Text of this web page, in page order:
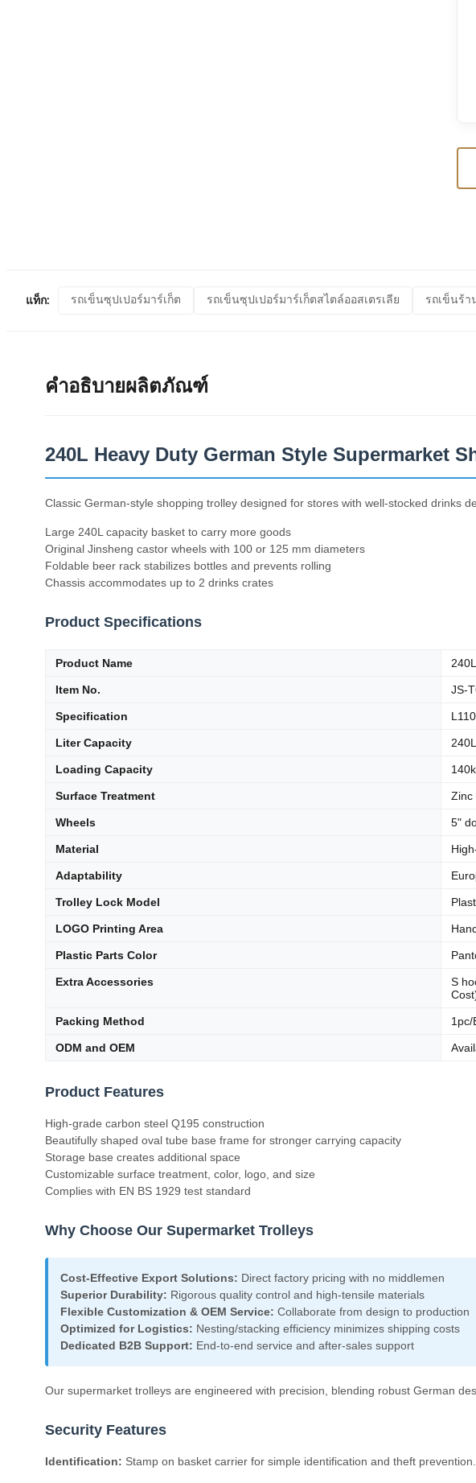
แท็ก: รถเข็นซุปเปอร์มาร์เก็ต รถเข็นซุปเปอร์มาร์เก็ตสไตล์ออสเตรเลีย รถเข็นร้า
คำอธิบายผลิตภัณฑ์
240L Heavy Duty German Style Supermarket
Classic German-style shopping trolley designed for stores with well-stocked drinks
Large 240L capacity basket to carry more goods
Original Jinsheng castor wheels with 100 or 125 mm diameters
Foldable beer rack stabilizes bottles and prevents rolling
Chassis accommodates up to 2 drinks crates
Product Specifications
Product Name
Item No. JS-
Specification
Liter Capacity 240L
Loading Capacity
Surface Treatment Zinc
Wheels 5"
Material
Adaptability
Trolley Lock Model
LOGO Printing Area
Plastic Parts Color
Extra Accessories
S
Packing Method 1pc/
ODM and OEM
Product Features
High-grade carbon steel Q195 construction
Beautifully shaped oval tube base frame for stronger carrying capacity
Storage base creates additional space
Customizable surface treatment, color, logo, and size
Complies with EN BS 1929 test standard
Why Choose Our Supermarket Trolleys
Cost-Effective Export Solutions: Direct factory pricing with no middlemen
Superior Durability: Rigorous quality control and high-tensile materials
Flexible Customization & OEM Service: Collaborate from design to production
Optimized for Logistics: Nesting/stacking efficiency minimizes shipping costs
Dedicated B2B Support: End-to-end service and after-sales support
Our supermarket trolleys are engineered with precision, blending robust German
Security Features
Identification: Stamp on basket carrier for simple identification and theft prevention.